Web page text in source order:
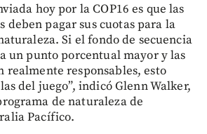
hoy por la COP16 es que las
deben pagar sus cuotas para la
Si el fondo de secuencia
un punto porcentual mayor y las
realmente responsables, esto
del juego”, indicó Glenn Walker,
de naturaleza de
Pacífico.